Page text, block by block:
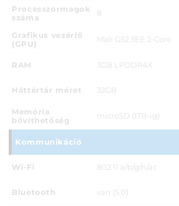
Processzormagok
száma
8
Grafikus vezérlő
(GPU)
Mali G52 3EE 2-Core
RAM 3GB LPDDR4X
Háttértár méret 32GB
Memória
bővíthetőség
microSD (1TB-ig)
Kommunikáció
Wi-Fi 802.11 a/b/g/n/ac
Bluetooth van (5.0)